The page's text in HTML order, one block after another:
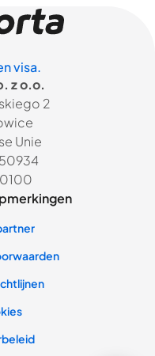
visa.
z o.o.
2
Unie